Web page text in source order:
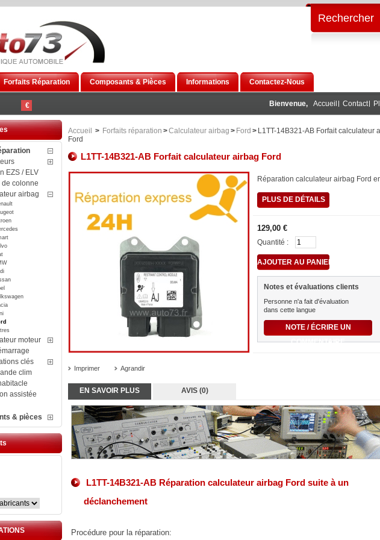
€
Forfaits Réparation Composants & Pièces Informations Contactez-Nous
Bienvenue, Accueil Contact
Rechercher
EZS / ELV
de colonne
airbag
moteur
clés
clim
assistée
& pièces
Accueil > Forfaits réparation >Calculateur airbag > Ford > L1TT-14B321-AB Forfait calculateur
Ford
L1TT-14B321-AB Forfait calculateur airbag Ford
Imprimer Agrandir
Réparation calculateur airbag Ford
PLUS DE DÉTAILS
129,00 €
Quantité :
Notes et évaluations clients
Personne n'a fait d'évaluation
dans cette langue
NOTE / ÉCRIRE UN
COMMENTAIRE
EN SAVOIR PLUS AVIS (0)
L1TT-14B321-AB Réparation calculateur airbag Ford suite à un
déclanchement
Procédure pour la réparation: